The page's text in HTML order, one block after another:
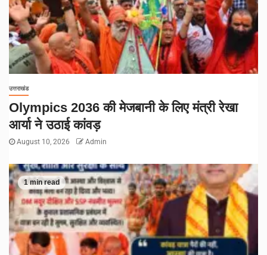
उत्तराखंड
Olympics 2036 की मेजबानी के लिए मंत्री रेखा
आर्या ने उठाई कांवड़
August 10, 2026 Admin
1 min read